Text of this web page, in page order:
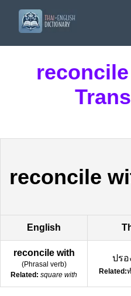
reconcile
English
reconcile with
(Phrasal verb)
Related: square with
ปรอ
Related: